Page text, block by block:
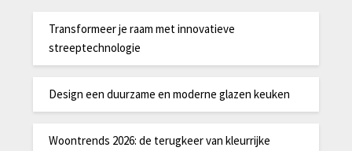
Transformeer je raam met innovatieve
streeptechnologie
Design een duurzame en moderne glazen keuken
Woontrends 2026: de terugkeer van kleurrijke